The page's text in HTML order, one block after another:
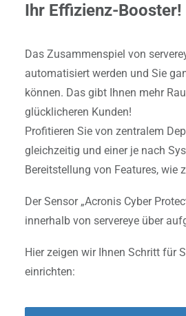
Ihr Effizienz-Booster!
Das Zusammenspiel von
automatisiert werden und Sie
können. Das gibt Ihnen mehr
glücklicheren Kunden!
Profitieren Sie von zentralem
gleichzeitig und einer je nach
Bereitstellung von Features, wie
Der Sensor „Acronis Cyber
innerhalb von servereye über
Hier zeigen wir Ihnen Schritt für
einrichten: